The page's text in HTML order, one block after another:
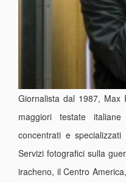
Giornalista dal 1987,
maggiori testate
concentrati e
Servizi fotografici sulla
iracheno, il Centro